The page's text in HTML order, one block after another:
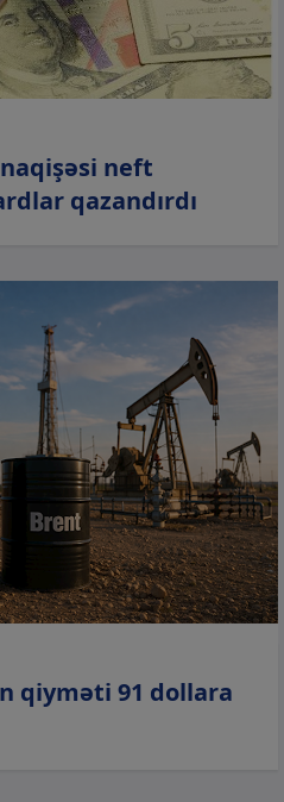
neft
qazandırdı
qiyməti 91 dollara